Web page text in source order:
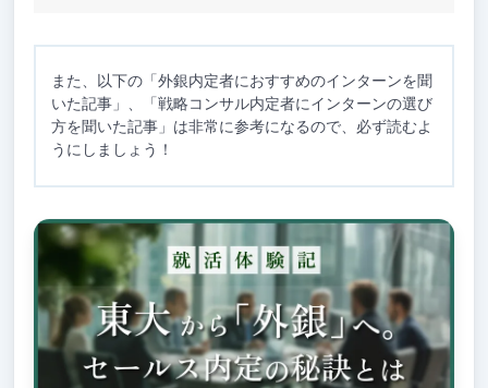
また、以下の「外銀内定者におすすめのインターンを聞
いた記事」、「戦略コンサル内定者にインターンの選び
方を聞いた記事」は非常に参考になるので、必ず読むよ
うにしましょう！